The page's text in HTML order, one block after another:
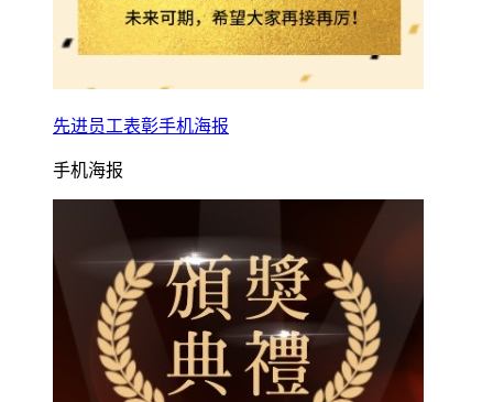
先进员工表彰手机海报
手机海报